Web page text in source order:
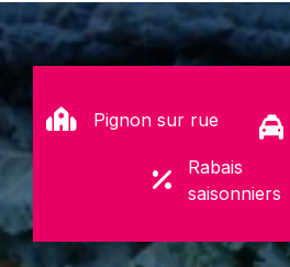
Pignon sur rue
Rabais
saisonniers